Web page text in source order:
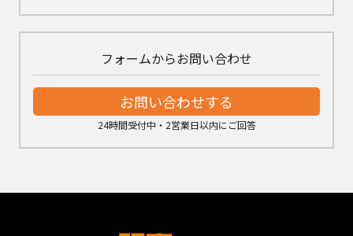
フォームからお問い合わせ
お問い合わせする
24時間受付中・2営業日以内にご回答